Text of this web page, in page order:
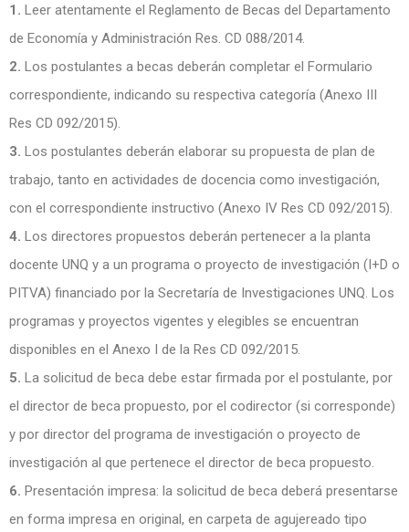
1. Leer atentamente el Reglamento de Becas del Departamento
de Economía y Administración Res. CD 088/2014.
2. Los postulantes a becas deberán completar el Formulario
correspondiente, indicando su respectiva categoría (Anexo III
Res CD 092/2015).
3. Los postulantes deberán elaborar su propuesta de plan de
trabajo, tanto en actividades de docencia como investigación,
con el correspondiente instructivo (Anexo IV Res CD 092/2015).
4. Los directores propuestos deberán pertenecer a la planta
docente UNQ y a un programa o proyecto de investigación (I+D o
PITVA) financiado por la Secretaría de Investigaciones UNQ. Los
programas y proyectos vigentes y elegibles se encuentran
disponibles en el Anexo I de la Res CD 092/2015.
5. La solicitud de beca debe estar firmada por el postulante, por
el director de beca propuesto, por el codirector (si corresponde)
y por director del programa de investigación o proyecto de
investigación al que pertenece el director de beca propuesto.
6. Presentación impresa: la solicitud de beca deberá presentarse
en forma impresa en original, en carpeta de agujereado tipo